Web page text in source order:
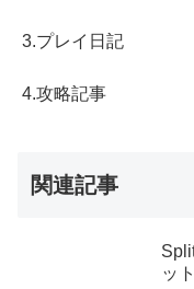
3.プレイ日記
4.攻略記事
関連記事
ッ